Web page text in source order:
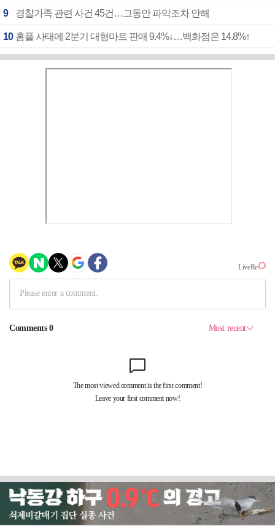
9 경찰가족 관련 사건 45건…그동안 파악조차 안해
10 홈플 사태에 2분기 대형마트 판매 9.4%↓…백화점은 14.8%↑